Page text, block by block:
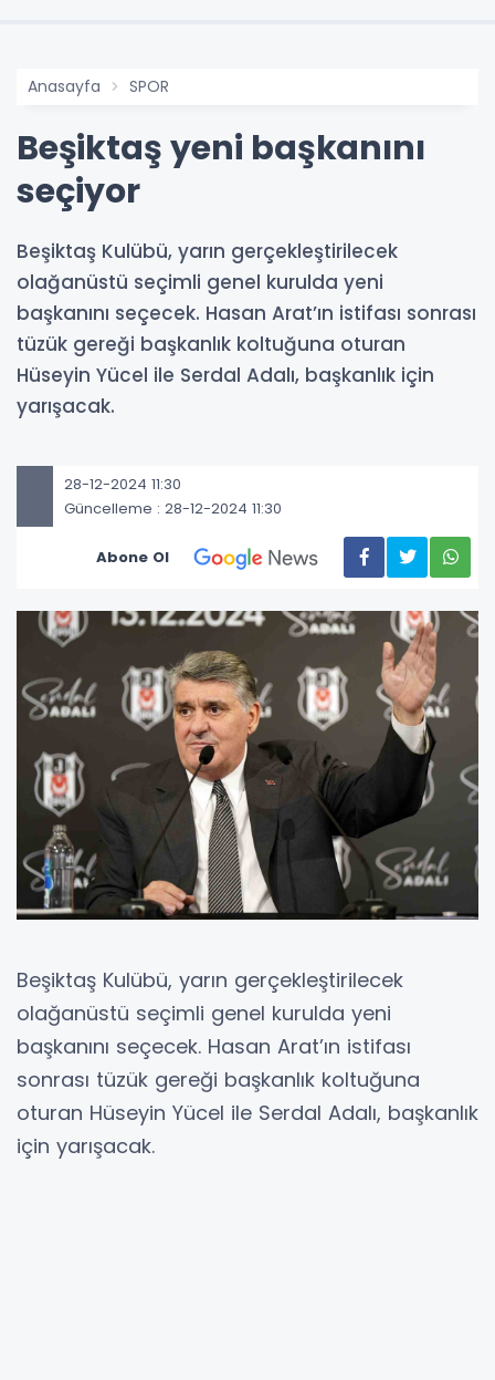
Anasayfa SPOR
Beşiktaş yeni başkanını
seçiyor
Beşiktaş Kulübü, yarın gerçekleştirilecek
olağanüstü seçimli genel kurulda yeni
başkanını seçecek. Hasan Arat’ın istifası sonrası
tüzük gereği başkanlık koltuğuna oturan
Hüseyin Yücel ile Serdal Adalı, başkanlık için
yarışacak.
28-12-2024 11:30
Güncelleme : 28-12-2024 11:30
Abone Ol
Beşiktaş Kulübü, yarın gerçekleştirilecek
olağanüstü seçimli genel kurulda yeni
başkanını seçecek. Hasan Arat’ın istifası
sonrası tüzük gereği başkanlık koltuğuna
oturan Hüseyin Yücel ile Serdal Adalı, başkanlık
için yarışacak.